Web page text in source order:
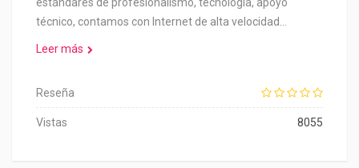
técnico, contamos con Internet de alta velocidad…
Leer más
Reseña
Vistas 8055